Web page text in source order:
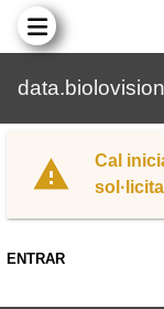
Cal
ENTRAR